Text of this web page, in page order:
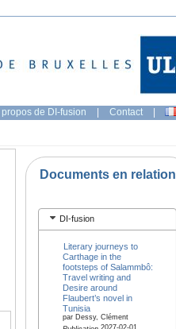
propos de DI-fusion | Contact |
Documents en relation
DI-fusion
Literary journeys to
Carthage in the
footsteps of Salammbô:
Travel writing and
Desire around
Flaubert’s novel in
Tunisia
par Dessy, Clément